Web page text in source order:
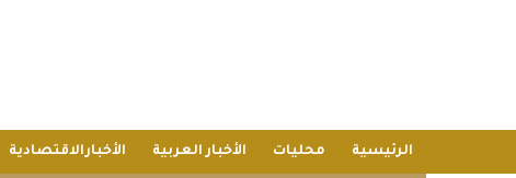
الرئيسية محليات الأخبار العربية الأخبارالاقتصادية